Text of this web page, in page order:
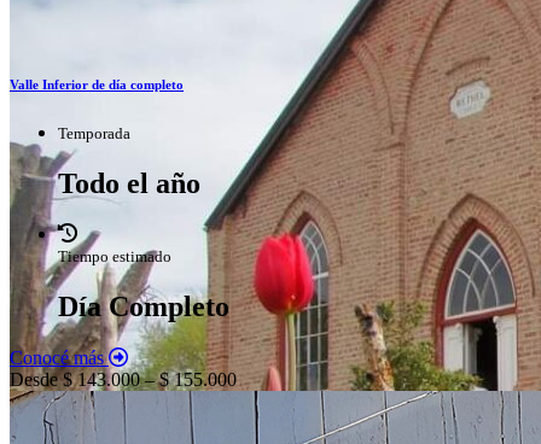
Valle Inferior de día completo
Temporada
Todo el año
Tiempo estimado
Día Completo
Conocé más
Desde $ 143.000 – $ 155.000